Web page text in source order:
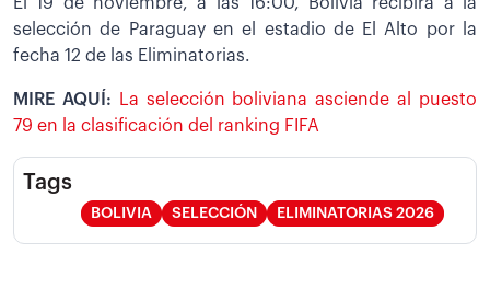
selección de Paraguay en el estadio de El Alto por la
fecha 12 de las Eliminatorias.
MIRE AQUÍ:
La selección boliviana asciende al puesto
79 en la clasificación del ranking FIFA
Tags
BOLIVIA SELECCIÓN ELIMINATORIAS 2026